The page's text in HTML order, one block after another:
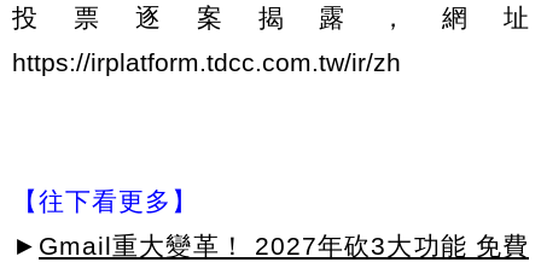
投票逐案揭露，網址
https://irplatform.tdcc.com.tw/ir/zh
【往下看更多】
► Gmail重大變革！ 2027年砍3大功能 免費